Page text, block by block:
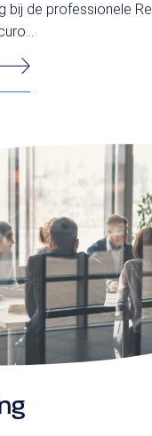
bij de professionele